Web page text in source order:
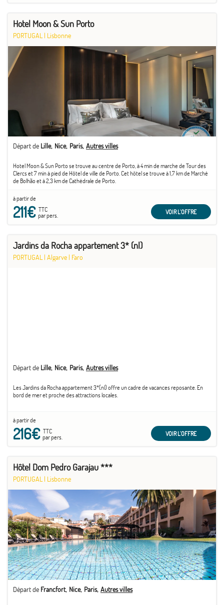
Hotel Moon & Sun Porto
PORTUGAL | Lisbonne
Départ de Lille Nice Paris Autres villes
Hotel Moon & Sun Porto se trouve au centre de Porto, à 4 min de marche de Tour des
Clercs et 7 min à pied de Hôtel de ville de Porto. Cet hôtel se trouve à 1,7 km de Marché
de Bolhão et à 2,3 km de Cathédrale de Porto.
à partir de
211€TTC
par pers.
VOIR L'OFFRE
Jardins da Rocha appartement 3* (nl)
PORTUGAL | Algarve | Faro
Départ de Lille Nice Paris Autres villes
Les Jardins da Rocha appartement 3*(nl) offre un cadre de vacances reposante. En
bord de mer et proche des attractions locales.
à partir de
216€TTC
par pers.
VOIR L'OFFRE
Hôtel Dom Pedro Garajau ***
PORTUGAL | Lisbonne
Départ de Francfort Nice Paris Autres villes